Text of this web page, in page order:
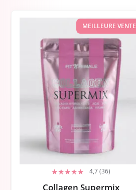
MEILLEURE VENTE
4,7 (36)
Collagen Supermix